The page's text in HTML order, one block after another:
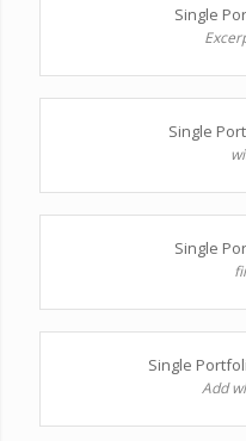
Single
Single
Single
Single
Add